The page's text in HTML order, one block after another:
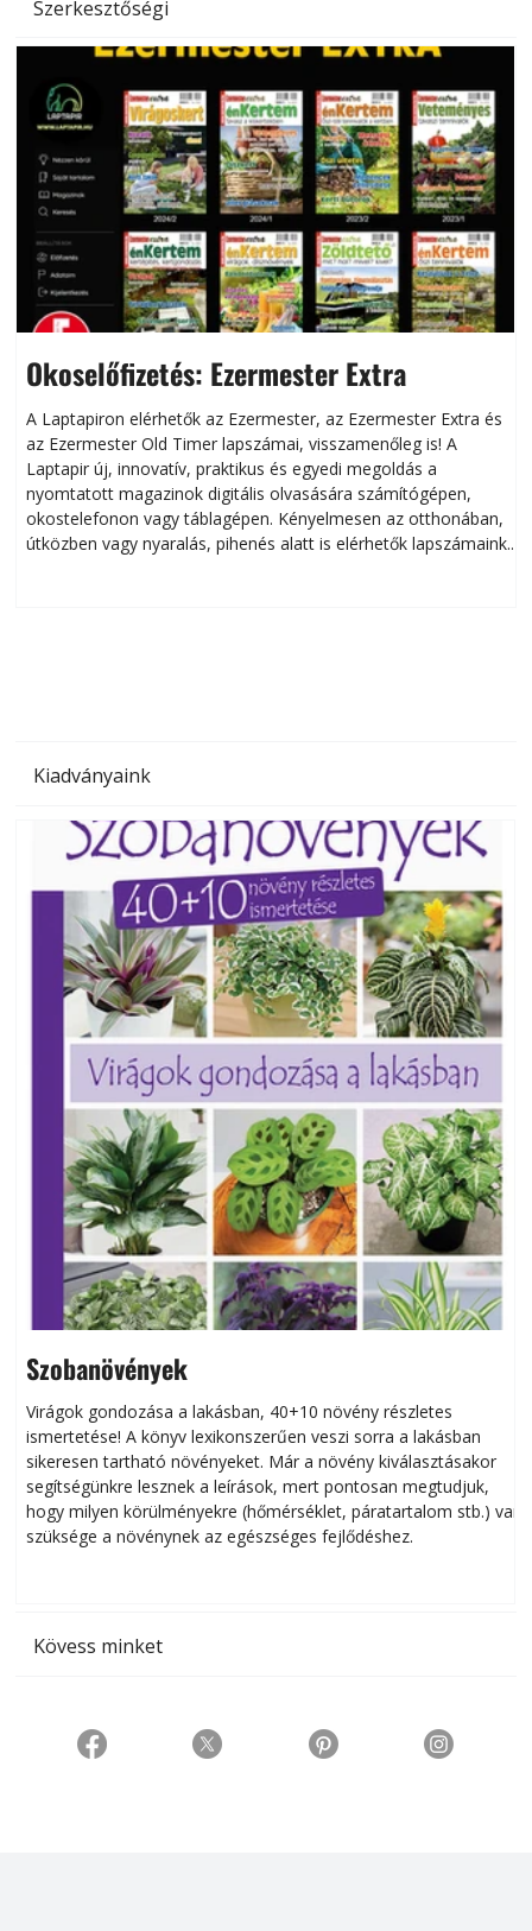
Szerkesztőségi
Okoselőfizetés: Ezermester Extra
A Laptapiron elérhetők az Ezermester, az Ezermester Extra és
az Ezermester Old Timer lapszámai, visszamenőleg is! A
Laptapir új, innovatív, praktikus és egyedi megoldás a
nyomtatott magazinok digitális olvasására számítógépen,
okostelefonon vagy táblagépen. Kényelmesen az otthonában,
útközben vagy nyaralás, pihenés alatt is elérhetők lapszámaink.
Kiadványaink
Szobanövények
Virágok gondozása a lakásban, 40+10 növény részletes
ismertetése! A könyv lexikonszerűen veszi sorra a lakásban
sikeresen tart­ha­tó növényeket. Már a növény kiválasztásakor
segítségünkre lesznek a leírások, mert pontosan megtudjuk,
hogy milyen körülményekre (hőmérséklet, páratartalom stb.) van
szüksége a növénynek az egészséges fejlődéshez.
Kövess minket